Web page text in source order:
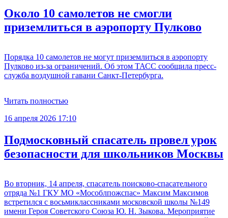
Около 10 самолетов не смогли
приземлиться в аэропорту Пулково
Порядка 10 самолетов не могут приземлиться в аэропорту
Пулково из-за ограничений. Об этом ТАСС сообщила пресс-
служба воздушной гавани Санкт-Петербурга.
Читать полностью
16 апреля 2026 17:10
Подмосковный спасатель провел урок
безопасности для школьников Москвы
Во вторник, 14 апреля, спасатель поисково-спасательного
отряда №1 ГКУ МО «Мособлпожспас» Максим Максимов
встретился с восьмиклассниками московской школы №149
имени Героя Советского Союза Ю. Н. Зыкова. Мероприятие